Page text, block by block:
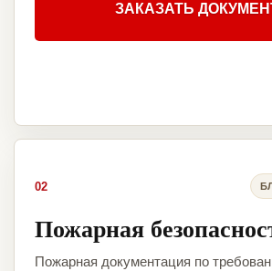
ЗАКАЗАТЬ
02
Пожарная
Пожарная документация по